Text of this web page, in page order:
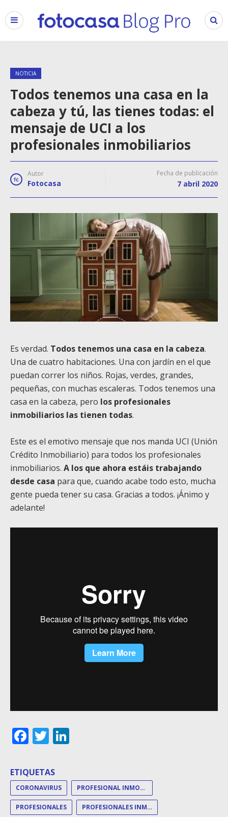
NOTICIA
Todos tenemos una casa en la
cabeza y tú, las tienes todas: el
mensaje de UCI a los
profesionales inmobiliarios
Autor
Fotocasa
Fecha de publicación
7 abril 2020
Es verdad. Todos tenemos una casa en la cabeza.
Una de cuatro habitaciones. Una con jardín en el que
puedan correr los niños. Rojas, verdes, grandes,
pequeñas, con muchas escaleras. Todos tenemos una
casa en la cabeza, pero los profesionales
inmobiliarios las tienen todas.
Este es el emotivo mensaje que nos manda UCI (Unión
Crédito Inmobiliario) para todos los profesionales
inmobiliarios. A los que ahora estáis trabajando
desde casa para que, cuando acabe todo esto, mucha
gente pueda tener su casa. Gracias a todos. ¡Ánimo y
adelante!
Facebook
Twitter
ETIQUETAS
CORONAVIRUS PROFESIONAL INMOBILIARIO
PROFESIONALES PROFESIONALES INMOBILIARIOS